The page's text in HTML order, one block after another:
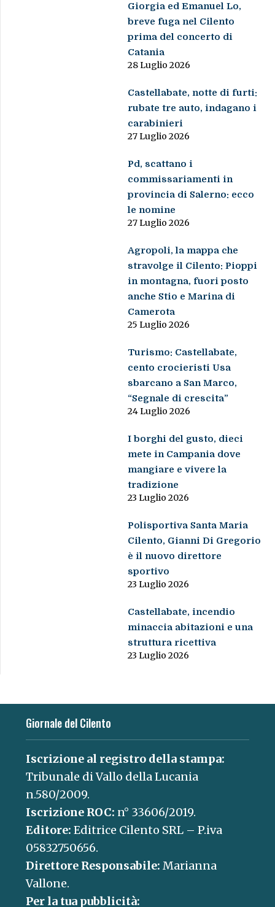
Giorgia ed Emanuel Lo,
breve fuga nel Cilento
prima del concerto di
Catania
28 Luglio 2026
Castellabate, notte di furti:
rubate tre auto, indagano i
carabinieri
27 Luglio 2026
Pd, scattano i
commissariamenti in
provincia di Salerno: ecco
le nomine
27 Luglio 2026
Agropoli, la mappa che
stravolge il Cilento: Pioppi
in montagna, fuori posto
anche Stio e Marina di
Camerota
25 Luglio 2026
Turismo: Castellabate,
cento crocieristi Usa
sbarcano a San Marco,
“Segnale di crescita”
24 Luglio 2026
I borghi del gusto, dieci
mete in Campania dove
mangiare e vivere la
tradizione
23 Luglio 2026
Polisportiva Santa Maria
Cilento, Gianni Di Gregorio
è il nuovo direttore
sportivo
23 Luglio 2026
Castellabate, incendio
minaccia abitazioni e una
struttura ricettiva
23 Luglio 2026
Giornale del Cilento
Iscrizione al registro della stampa:
Tribunale di Vallo della Lucania
n.580/2009.
Iscrizione ROC: n° 33606/2019.
Editore: Editrice Cilento SRL – P.iva
05832750656.
Direttore Responsabile: Marianna
Vallone.
Per la tua pubblicità: